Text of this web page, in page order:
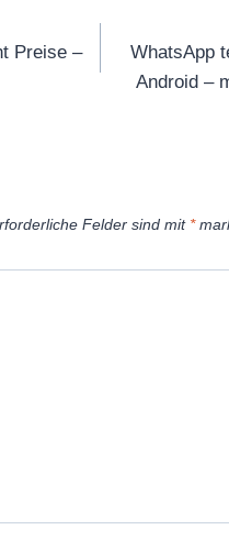
Preise –
WhatsApp
Android –
Felder sind mit *